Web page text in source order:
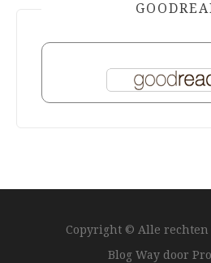
Copyright © Alle rechten
Blog Way door